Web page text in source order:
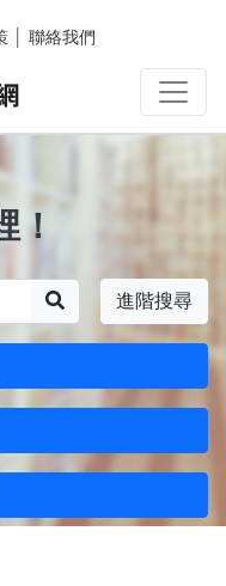
聯絡我們
！
進階搜尋